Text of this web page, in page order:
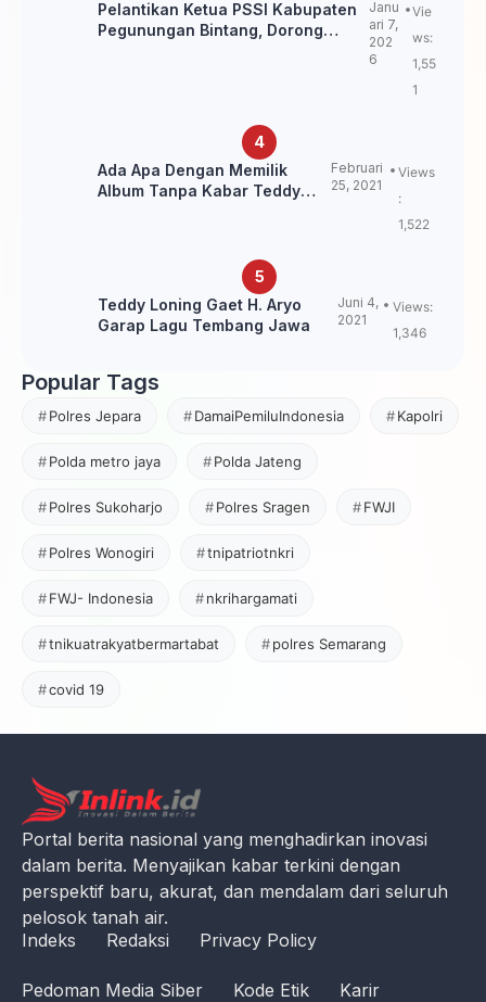
Pelantikan Ketua PSSI Kabupaten
Pegunungan Bintang, Dorong
Janu
ari 7,
202
6
Vie
ws:
1,55
1
Ada Apa Dengan Memilik
Album Tanpa Kabar Teddy
Februari
25, 2021
Views
:
1,522
Teddy Loning Gaet H. Aryo
Garap Lagu Tembang Jawa
Juni 4,
2021
Views:
1,346
Popular Tags
Polres Jepara DamaiPemiluIndonesia Kapolri
Polda metro jaya Polda Jateng
Polres Sukoharjo Polres Sragen FWJI
Polres Wonogiri tnipatriotnkri
FWJ- Indonesia nkrihargamati
tnikuatrakyatbermartabat polres Semarang
covid 19
Portal berita nasional yang menghadirkan inovasi
dalam berita. Menyajikan kabar terkini dengan
perspektif baru, akurat, dan mendalam dari seluruh
pelosok tanah air.
Indeks
Redaksi Privacy Policy
Pedoman Media Siber Kode Etik Karir